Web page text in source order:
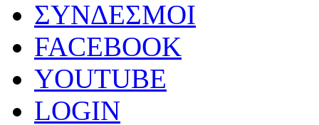
ΣΥΝΔΕΣΜΟΙ
FACEBOOK
YOUTUBE
LOGIN